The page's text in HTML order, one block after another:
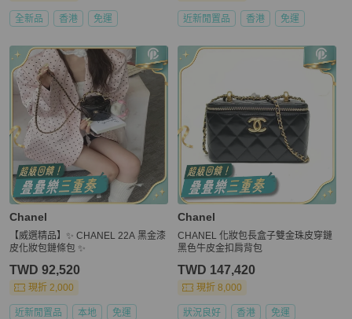
全新品 香港 免運 近新閒置品 香港 免運
Chanel
【威選精品】✨ CHANEL 22A 黑金漆
皮化妝包鏈條包 ✨
TWD 92,520
現折 2,000
近新閒置品 本地 免運
Chanel
CHANEL 化妝包長盒子雙金珠皮穿鏈
黑色牛皮金扣肩背包
TWD 147,420
現折 8,000
狀況良好 香港 免運